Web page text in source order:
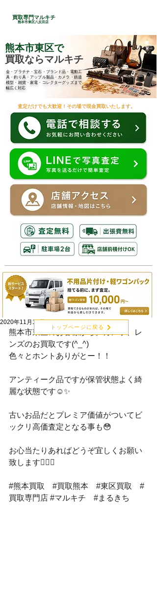
買取専門マルキチ
熊本市東区八反田店
熊本市東区で
買取ならマルキチ
金・プラチナ・宝石・ブランド品・電動工
具・釣り具・アップル製品・カメラ・鉄道
模型・雑貨・家電・コレクターグッズまで
幅広く対応
査定だけでも大歓迎！その場で現金買取いたします。
2020年11月11日
熊本市東区のお客様から。カメラ、レ
ンズのお買取です(^_^)
色々とホントありがとー！！
アンティーク品ですが保管状態よく綺
麗な状態です☺️✨
古いお品だとプレミア価値がついてビ
ックリ高価査定となる事も😳
お心当たりあればどうぞ宜しくお願い
致します🙇‍♂️✨
#熊本買取 #買取熊本 #東区買取
#
買取専門店 #マルキチ #まるきち
トップページに戻る